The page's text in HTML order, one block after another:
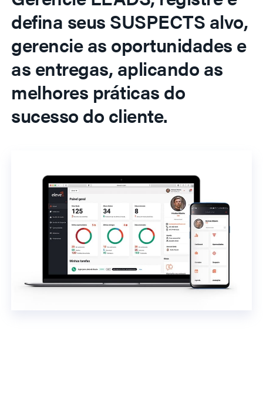
defina seus SUSPECTS alvo,
gerencie as oportunidades e
as entregas, aplicando as
melhores práticas do
sucesso do cliente.